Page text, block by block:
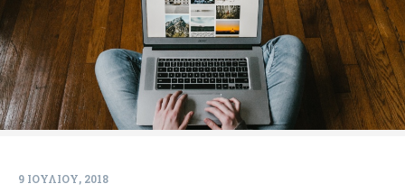
9 ΙΟΥΛΊΟΥ, 2018